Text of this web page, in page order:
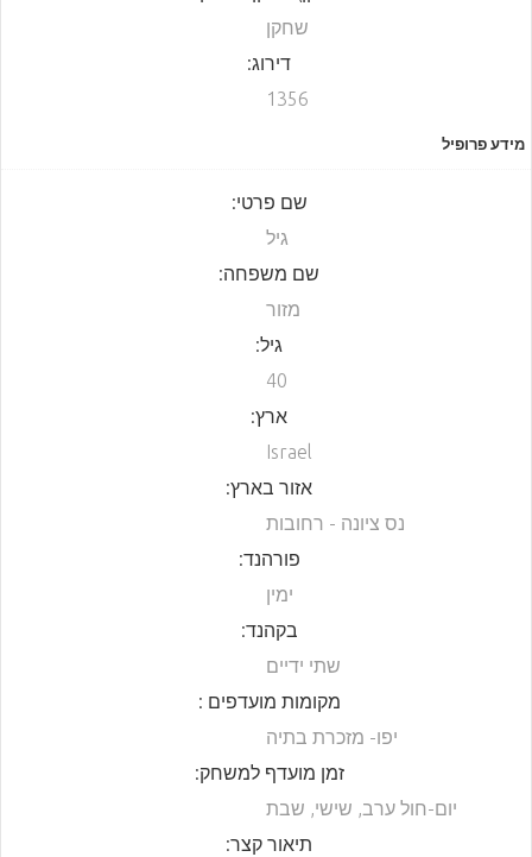
שחקן
דירוג:
1356
מידע פרופיל
שם פרטי:
גיל
שם משפחה:
מזור
גיל:
40
ארץ:
Israel
אזור בארץ:
נס ציונה - רחובות
פורהנד:
ימין
בקהנד:
שתי ידיים
מקומות מועדפים :
יפו- מזכרת בתיה
זמן מועדף למשחק:
יום-חול ערב, שישי, שבת
תיאור קצר: